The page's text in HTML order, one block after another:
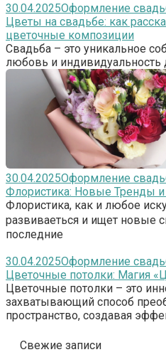
30.04.2025Оформление
Цветы на свадьбе: как
цветочные композиции
Свадьба – это уникальное
любовь и индивидуальность
30.04.2025Оформление
Флористика: Новые Тренды
Флористика, как и любое
развиваеться и ищет новые
последние
30.04.2025Оформление
Цветочные потолки: Магия
Цветочные потолки – это
захватывающий способ
пространство, создавая
Свежие записи